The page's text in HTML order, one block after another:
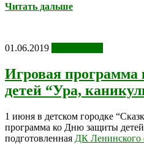
Читать дальше
01.06.2019
Игровая
детей “Ура,
1 июня в детском городке
программа ко Дню защиты
подготовленная ДК Ленинского